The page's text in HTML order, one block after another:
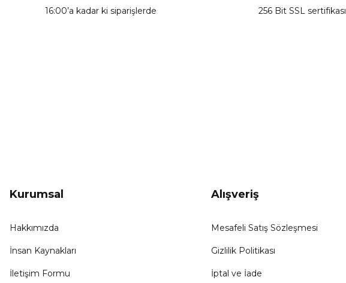
Ürün bilgilerinde hatalar bulunuyor.
16:00’a kadar ki siparişlerde
256 Bit SSL sertifikası
Kurumsal
Hakkımızda
İnsan Kaynakları
İletişim Formu
Alışveriş
Mesafeli Satış Sözleşmesi
Gizlilik Politikası
İptal ve İade